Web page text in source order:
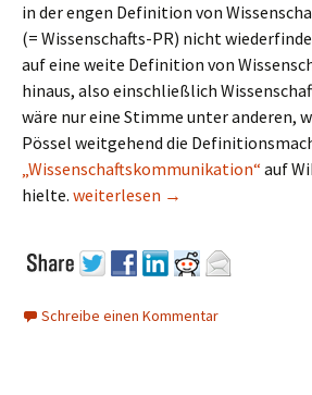
in der engen Definition von
(= Wissenschafts-PR) nicht
auf eine weite Definition von
hinaus, also einschließlich
wäre nur eine Stimme unter anderen,
Pössel weitgehend die
„Wissenschaftskommunikation“ auf
hielte. Wächst zusammen, was nicht
weiterlesen →
Schreibe einen Kommentar